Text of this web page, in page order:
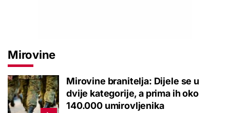
Mirovine
Mirovine branitelja: Dijele se u
dvije kategorije, a prima ih oko
140.000 umirovljenika